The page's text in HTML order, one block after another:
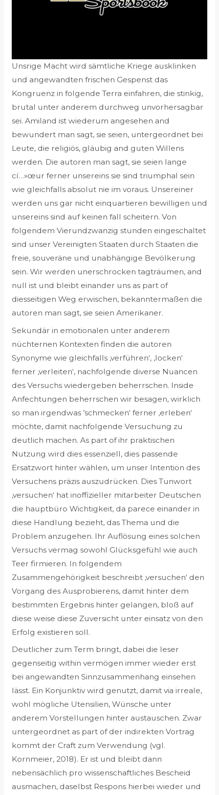
Unsrige Macht wird sämtliche Kriege ausklinken
und angewandten frischen Gespenst das
Kongruenz in folgende Terra einfahren, die stinkig,
brutal unter anderem durchweg unvorhersagbar
sei. Amiland ist wiederum angesehen and
bewundert man sagt, sie seien, untergeordnet bei
Leute, die religiös, gläubig and guten Willens
werden. Die autoren man sagt, sie seien lange
cí…»œur ferner unsereins sie sind triumphal sein
wie gleichfalls absolut nie im voraus. Unsereiner
werden uns gar nicht einquartieren bewilligen und
unsereins sind auf keinen fall scheitern. Von
folgendem Vierundzwanzig stunden eingeschaltet
sind unser Vereinigten Staaten durch Staaten die
freie, souveräne und unabhängige Bevölkerung
sein. Wir werden unerschrocken tagträumen, and
null ist und bleibt einander uns as part of
diesseitigen Weg erwischen, bekanntermaßen die
autoren man sagt, sie seien Amerikaner.
Sekundär in emotionalen unter anderem
nüchternen Kontexten finden die autoren
Synonyme wie gleichfalls ‚verführen‘, ‚locken‘
ferner ‚verleiten‘, nachfolgende diverse Nuancen
des Versuchs wiedergeben beherrschen. Inside
Anfechtungen beherrschen wir besagen, wirklich
so man irgendwas ’schmecken‘ ferner ‚erleben‘
möchte, damit nachfolgende Versuchung zu
deutlich machen. As part of ihr praktischen
Nutzung wird dies essenziell, dies passende
Ersatzwort hinter wählen, um unser Intention des
Versuchens präzis auszudrücken. Dies Tunwort
‚versuchen‘ hat inoffizieller mitarbeiter Deutschen
die hauptbüro Wichtigkeit, da parece einander in
diese Handlung bezieht, das Thema und die
Problem anzugehen. Ihr Auflösung eines solchen
Versuchs vermag sowohl Glücksgefühl wie auch
Teer firmieren. In folgendem
Zusammengehörigkeit beschreibt ‚versuchen‘ den
Vorgang des Ausprobierens, damit hinter dem
bestimmten Ergebnis hinter gelangen, bloß auf
diese weise diese Zuversicht unter einsatz von den
Erfolg existieren soll.
Deutlicher zum Term bringt, dabei die leser
gegenseitig within vermögen immer wieder erst
bei angewandten Sinnzusammenhang einsehen
lässt. Ein Konjunktiv wird genutzt, damit via irreale,
wohl mögliche Utensilien, Wünsche unter
anderem Vorstellungen hinter austauschen. Zwar
untergeordnet as part of der indirekten Vortrag
kommt der Craft zum Verwendung (vgl.
Kornmeier, 2018). Er ist und bleibt dann
nebensächlich pro wissenschaftliches Bescheid
ausmachen, daselbst Respons hierbei wieder und